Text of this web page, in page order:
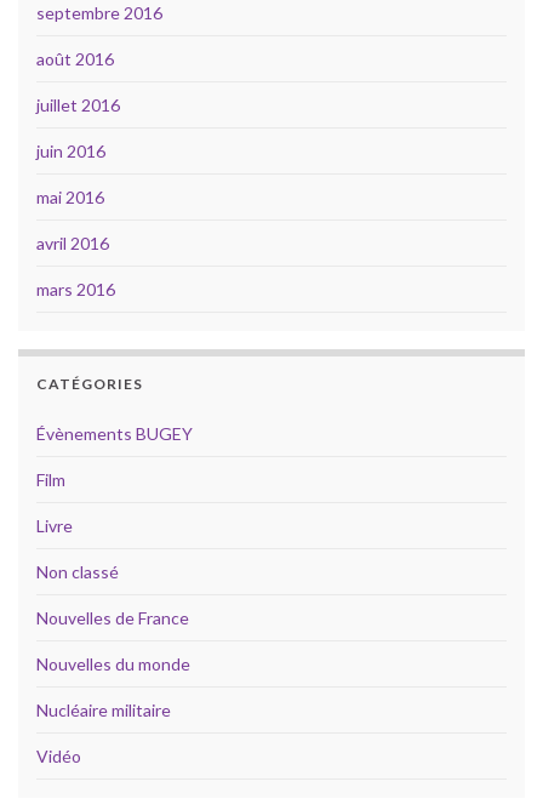
septembre 2016
août 2016
juillet 2016
juin 2016
mai 2016
avril 2016
mars 2016
CATÉGORIES
Évènements BUGEY
Film
Livre
Non classé
Nouvelles de France
Nouvelles du monde
Nucléaire militaire
Vidéo